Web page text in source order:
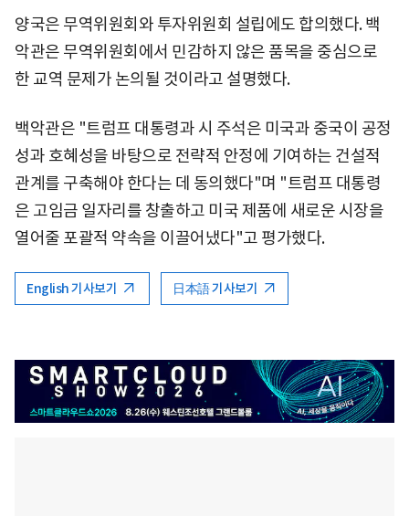
양국은 무역위원회와 투자위원회 설립에도 합의했다. 백
악관은 무역위원회에서 민감하지 않은 품목을 중심으로
한 교역 문제가 논의될 것이라고 설명했다.
백악관은 "트럼프 대통령과 시 주석은 미국과 중국이 공정
성과 호혜성을 바탕으로 전략적 안정에 기여하는 건설적
관계를 구축해야 한다는 데 동의했다"며 "트럼프 대통령
은 고임금 일자리를 창출하고 미국 제품에 새로운 시장을
열어줄 포괄적 약속을 이끌어냈다"고 평가했다.
English 기사보기 日本語 기사보기